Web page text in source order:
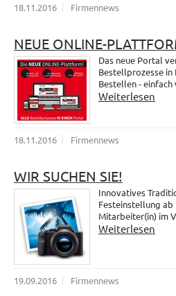
18.11.2016 Firmennews
NEUE ONLINE-
Das neue Portal
Bestellprozesse in
Bestellen - einfach
Weiterlesen
18.11.2016 Firmennews
WIR SUCHEN SIE!
Innovatives
Festeinstellung ab
Mitarbeiter(in) im
Weiterlesen
19.09.2016 Firmennews